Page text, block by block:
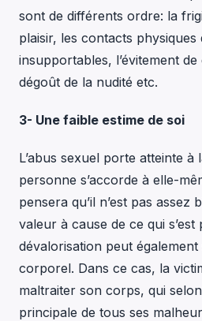
sont de différents ordre: la
plaisir, les contacts physiques
insupportables, l’évitement
dégoût de la nudité etc.
3- Une faible estime de soi
L’abus sexuel porte atteinte à
personne s’accorde à elle-
pensera qu’il n’est pas assez
valeur à cause de ce qui s’est
dévalorisation peut
corporel. Dans ce cas, la
maltraiter son corps, qui
principale de tous ses